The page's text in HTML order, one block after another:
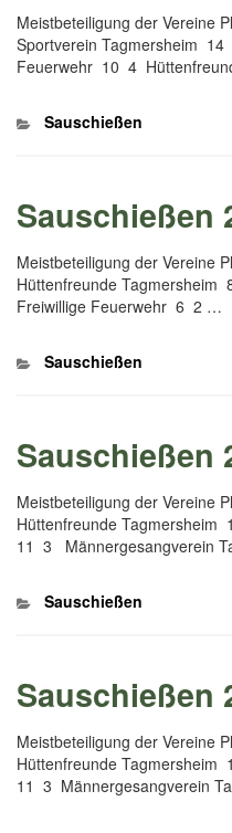
Meistbeteiligung der Vereine
Sportverein Tagmersheim
Feuerwehr 10 4
Kategorien
Sauschießen
Sauschießen
Meistbeteiligung der Vereine
Hüttenfreunde
Freiwillige Feuerwehr 6 2 …
Kategorien
Sauschießen
Sauschießen
Meistbeteiligung der Vereine
Hüttenfreunde
11 3 Männergesangverein
Kategorien
Sauschießen
Sauschießen
Meistbeteiligung der Vereine
Hüttenfreunde
11 3 Männergesangverein